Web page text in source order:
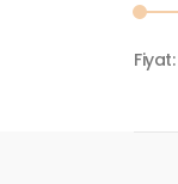
Fiyat: